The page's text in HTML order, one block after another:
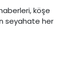
köşe
seyahate her